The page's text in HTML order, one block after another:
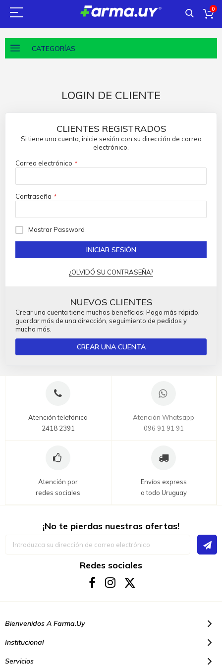
0
CATEGORÍAS
LOGIN DE CLIENTE
CLIENTES REGISTRADOS
Si tiene una cuenta, inicie sesión con su dirección de correo
electrónico.
Correo electrónico
Contraseña
Mostrar Password
INICIAR SESIÓN
¿OLVIDÓ SU CONTRASEÑA?
NUEVOS CLIENTES
Crear una cuenta tiene muchos beneficios: Pago más rápido,
guardar más de una dirección, seguimiento de pedidos y
mucho más.
CREAR UNA CUENTA
Atención telefónica
2418 2391
Atención Whatsapp
096 91 91 91
Atención por
redes sociales
Envíos express
a todo Uruguay
¡No te pierdas nuestras ofertas!
Redes sociales
Bienvenidos A Farma.uy
Institucional
Servicios